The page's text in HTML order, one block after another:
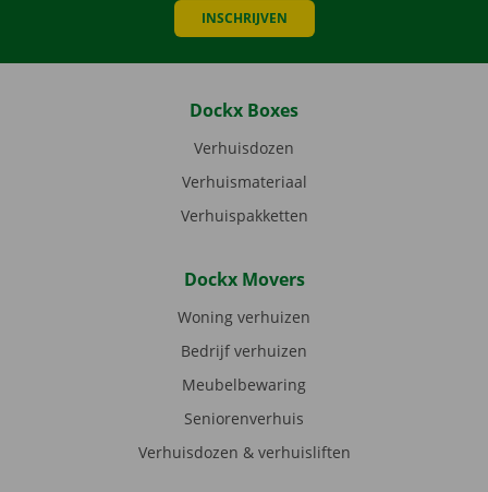
INSCHRIJVEN
Dockx Boxes
Verhuisdozen
Verhuismateriaal
Verhuispakketten
Dockx Movers
Woning verhuizen
Bedrijf verhuizen
Meubelbewaring
Seniorenverhuis
Verhuisdozen & verhuisliften